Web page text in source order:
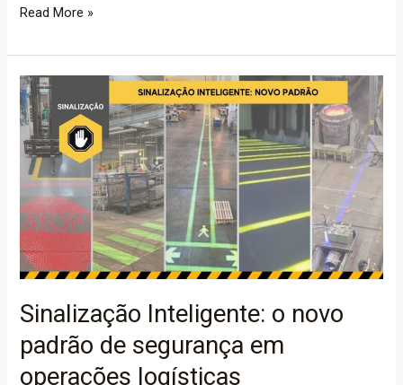
Read More »
Sinalização Inteligente: o novo
padrão de segurança em
operações logísticas
Sinalização
Inteligente:
novo
padrão
de
segurança
em
operações
logísticas